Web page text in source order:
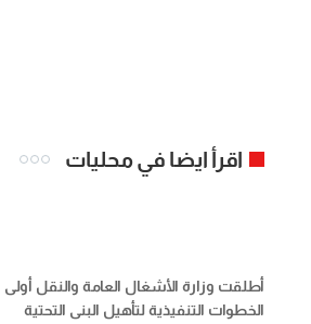
اقرأ ايضا في محليات
أطلقت وزارة الأشغال العامة والنقل أولى
الخطوات التنفيذية لتأهيل البنى التحتية